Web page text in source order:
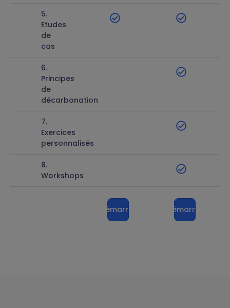
5.
Etudes
de
cas
6.
Principes
de
décarbonation
7.
Exercices
personnalisés
8.
Workshops
Démarrer Démarrer